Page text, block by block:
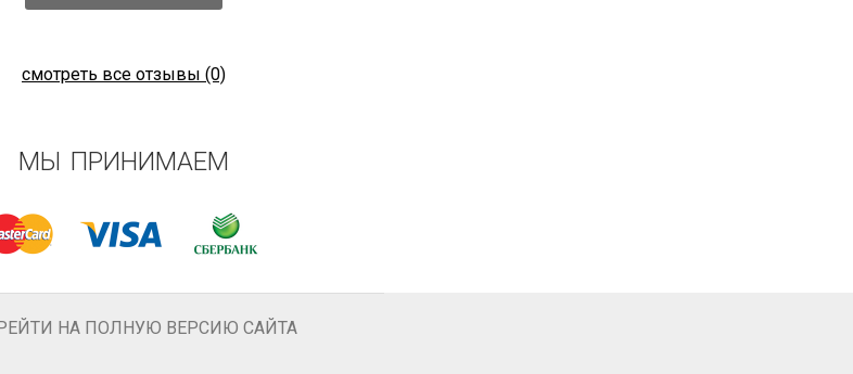
смотреть все отзывы (0)
МЫ ПРИНИМАЕМ
НА ПОЛНУЮ ВЕРСИЮ САЙТА